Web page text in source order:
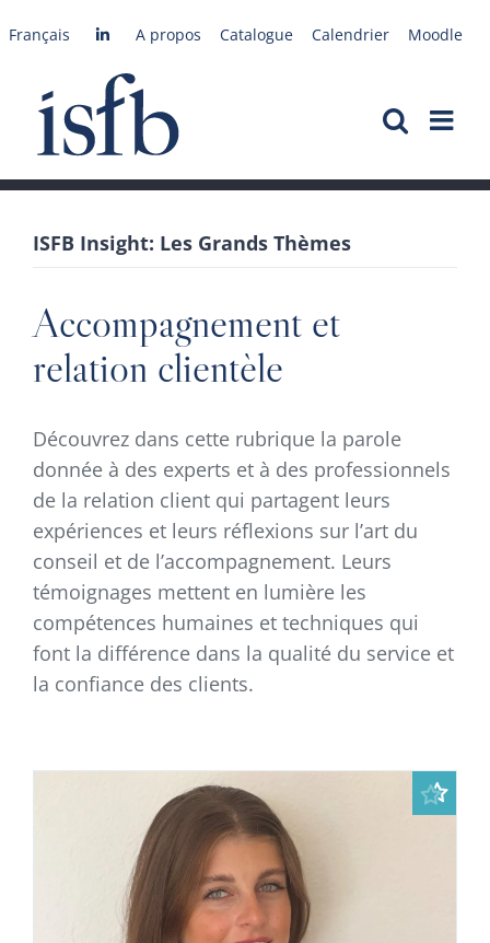
auFrançais A propos Catalogue Calendrier Moodle
ISFB Insight: Les Grands Thèmes
Accompagnement et
relation clientèle
Découvrez dans cette rubrique la parole
donnée à des experts et à des professionnels
de la relation client qui partagent leurs
expériences et leurs réflexions sur l’art du
conseil et de l’accompagnement. Leurs
témoignages mettent en lumière les
compétences humaines et techniques qui
font la différence dans la qualité du service et
la confiance des clients.